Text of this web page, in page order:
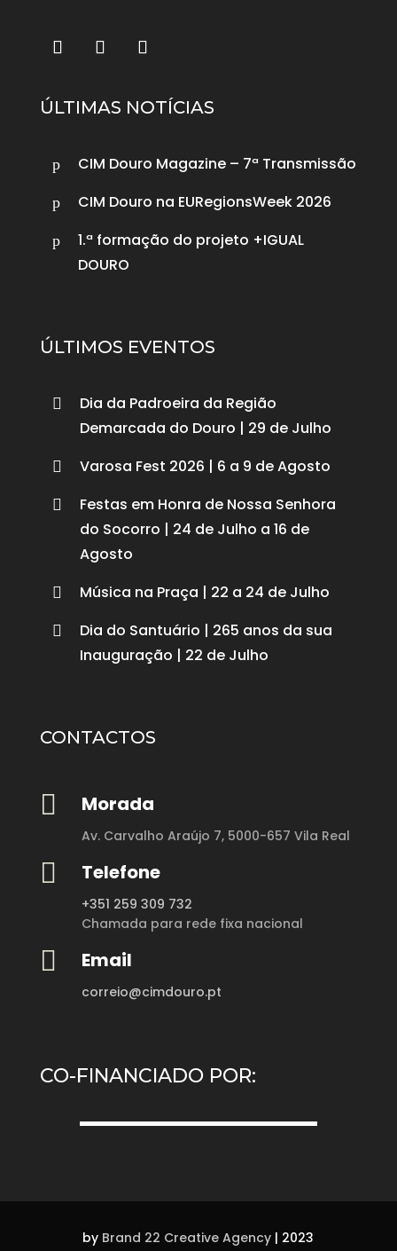
ÚLTIMAS NOTÍCIAS
p CIM Douro Magazine – 7ª Transmissão
p CIM Douro na EURegionsWeek 2026
p
1.ª formação do projeto +IGUAL
DOURO
ÚLTIMOS EVENTOS

Dia da Padroeira da Região
Demarcada do Douro | 29 de Julho
 Varosa Fest 2026 | 6 a 9 de Agosto

Festas em Honra de Nossa Senhora
do Socorro | 24 de Julho a 16 de
Agosto
 Música na Praça | 22 a 24 de Julho

Dia do Santuário | 265 anos da sua
Inauguração | 22 de Julho
CONTACTOS
 Morada
Av. Carvalho Araújo 7, 5000-657 Vila Real
 Telefone
+351 259 309 732
Chamada para rede fixa nacional
 Email
correio@cimdouro.pt
CO-FINANCIADO POR:
by Brand 22 Creative Agency | 2023